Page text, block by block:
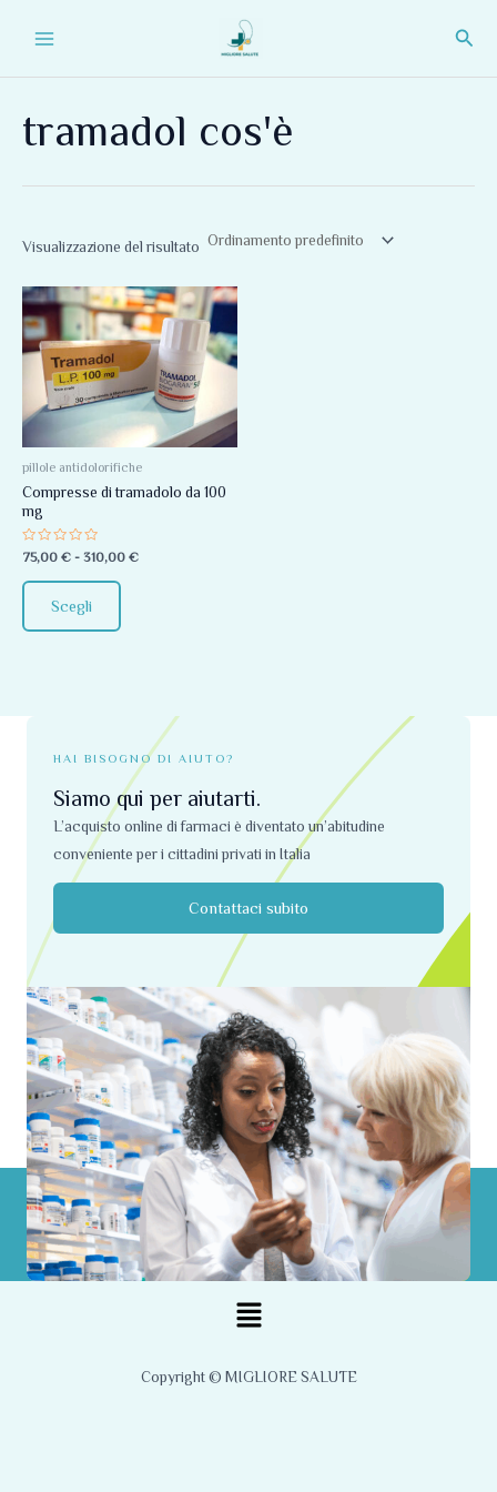
tramadol cos'è
Visualizzazione del risultato
pillole antidolorifiche
Compresse di tramadolo da 100
mg
Valutato
0
su
5
75,00 € - 310,00 €
Fascia
di
prezzo:
da
75,00 €
310,00 €
Scegli
Questo
prodotto
ha
varianti.
Le
opzioni
possono
scelte
del
HAI BISOGNO DI AIUTO?
Siamo qui per aiutarti.
L’acquisto online di farmaci è diventato un’abitudine
conveniente per i cittadini privati ​​in Italia
Contattaci subito
Menu
Copyright © MIGLIORE SALUTE